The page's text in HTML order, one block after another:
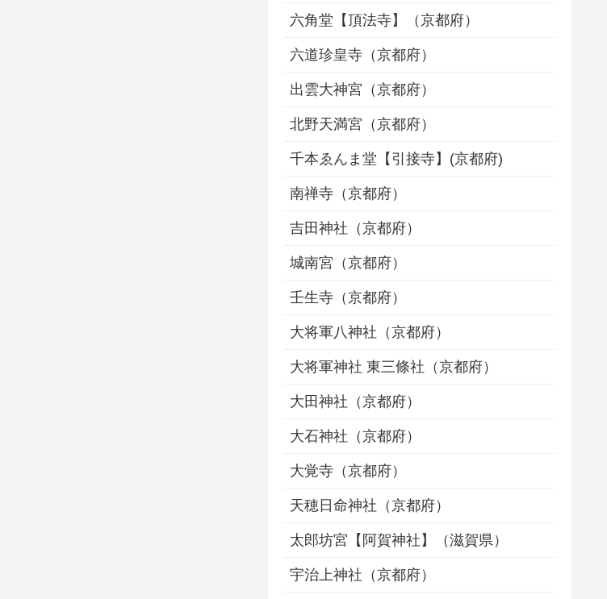
六角堂【頂法寺】（京都府）
六道珍皇寺（京都府）
出雲大神宮（京都府）
北野天満宮（京都府）
千本ゑんま堂【引接寺】(京都府)
南禅寺（京都府）
吉田神社（京都府）
城南宮（京都府）
壬生寺（京都府）
大将軍八神社（京都府）
大将軍神社 東三條社（京都府）
大田神社（京都府）
大石神社（京都府）
大覚寺（京都府）
天穂日命神社（京都府）
太郎坊宮【阿賀神社】（滋賀県）
宇治上神社（京都府）